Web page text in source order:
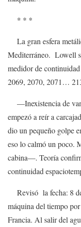
* * *
La gran esfera
Mediterráneo. Lowell
medidor de
2069, 2070, 2071…
—Inexistencia de
empezó a reír a
dio un pequeño golpe
eso lo calmó un poco.
cabina—. Teoría
continuidad
Revisó la fecha: 8
máquina del tiempo
Francia. Al salir del